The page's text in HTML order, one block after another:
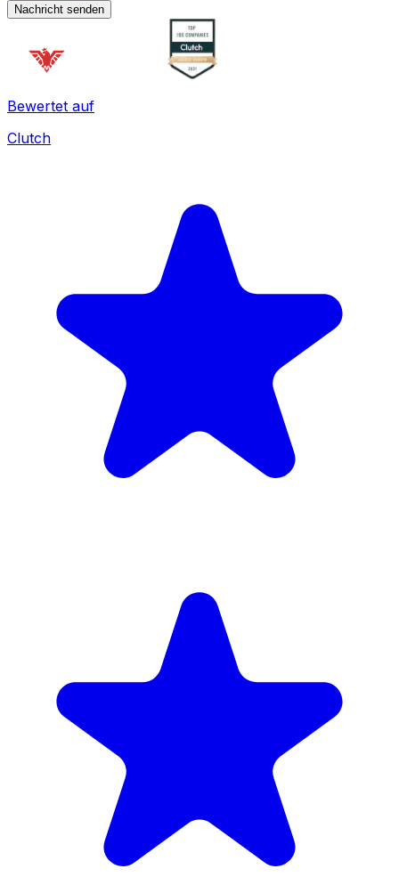
Nachricht senden
Bewertet auf
Clutch